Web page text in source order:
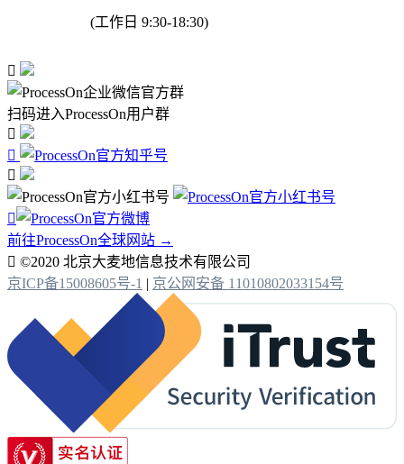
(工作日 9:30-18:30)

扫码进入ProcessOn用户群




前往ProcessOn全球网站 →
 ©2020 北京大麦地信息技术有限公司
京ICP备15008605号-1 | 京公网安备 11010802033154号